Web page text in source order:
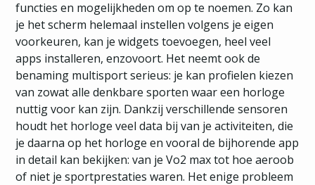
functies en mogelijkheden om op te noemen. Zo kan
je het scherm helemaal instellen volgens je eigen
voorkeuren, kan je widgets toevoegen, heel veel
apps installeren, enzovoort. Het neemt ook de
benaming multisport serieus: je kan profielen kiezen
van zowat alle denkbare sporten waar een horloge
nuttig voor kan zijn. Dankzij verschillende sensoren
houdt het horloge veel data bij van je activiteiten, die
je daarna op het horloge en vooral de bijhorende app
in detail kan bekijken: van je Vo2 max tot hoe aeroob
of niet je sportprestaties waren. Het enige probleem